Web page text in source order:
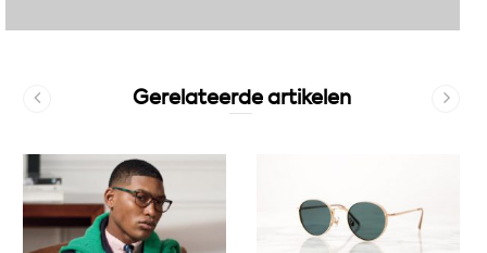
Gerelateerde artikelen